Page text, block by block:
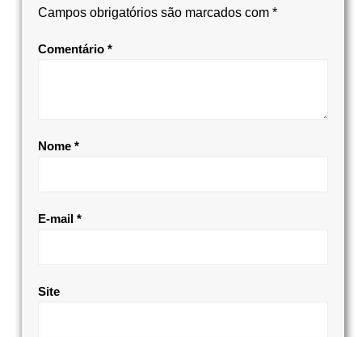
Campos obrigatórios são marcados com *
Comentário *
Nome *
E-mail *
Site